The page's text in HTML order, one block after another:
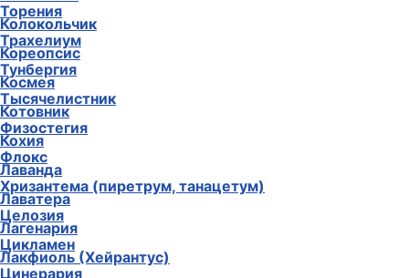
Торения
Трахелиум
Тунбергия
Тысячелистник
Физостегия
Флокс
Хризантема (пиретрум, танацетум)
Целозия
Цикламен
Цинерария
Колокольчик
Кореопсис
Космея
Котовник
Кохия
Лаванда
Лаватера
Лагенария
Лакфиоль (Хейрантус)